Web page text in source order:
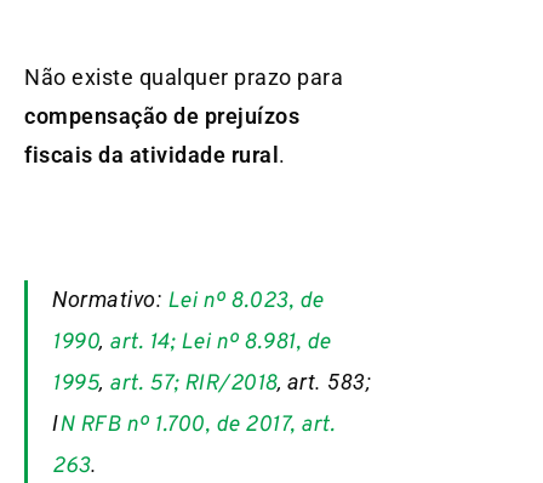
Não existe qualquer prazo para
compensação de prejuízos
fiscais da atividade rural .
Normativo: Lei nº 8.023, de
1990, art. 14; Lei nº 8.981, de
1995, art. 57; RIR/2018, art. 583;
IN RFB nº 1.700, de 2017, art.
263.